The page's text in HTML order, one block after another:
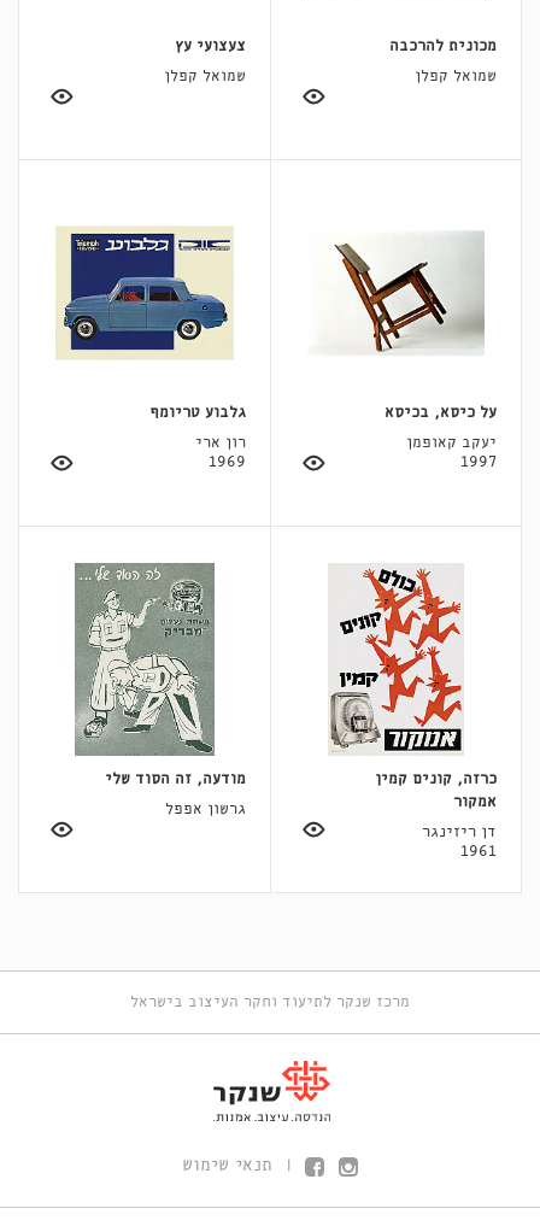
מכונית להרכבה
שמואל קפלן
צעצועי עץ
שמואל קפלן
על כיסא, בכיסא
יעקב קאופמן
1997
גלבוע טריומף
רון ארי
1969
כרזה, קונים קמין
אמקור
דן ריזינגר
1961
מודעה, זה הסוד שלי
גרשון אפפל
מרכז שנקר לתיעוד וחקר העיצוב בישראל
תנאי שימוש